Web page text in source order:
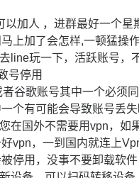
以加人 ，进群最好一个星
上加了会怎样,一顿猛操
line玩一下，活跃账号，
号停用
谷歌账号其中一个必须
个有可能会导致账号丢失
在国外不需要用vpn，如
vpn，一到国内就连上
停用，没事不要卸载软件